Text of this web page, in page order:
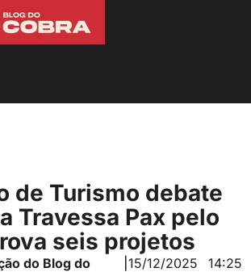
de Turismo debate
Travessa Pax pelo
seis projetos
do Blog do
|15/12/2025
14:25